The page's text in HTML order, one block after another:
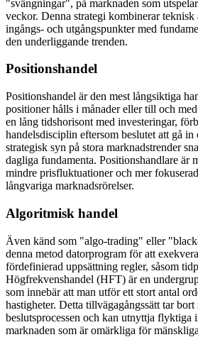
"svängningar", på marknaden som
veckor. Denna strategi kombinerar
ingångs- och utgångspunkter med
den underliggande trenden.
Positionshandel
Positionshandel är den mest långsiktiga
positioner hålls i månader eller till och
en lång tidshorisont med investeringar,
handelsdisciplin eftersom beslutet att gå in
strategisk syn på stora marknadstrender
dagliga fundamenta. Positionshandlare är
mindre prisfluktuationer och mer
långvariga marknadsrörelser.
Algoritmisk handel
Även känd som "algo-trading" eller
denna metod datorprogram för att
fördefinierad uppsättning regler, såsom
Högfrekvenshandel (HFT) är en
som innebär att man utför ett stort antal
hastigheter. Detta tillvägagångssätt tar
beslutsprocessen och kan utnyttja flyktiga
marknaden som är omärkliga för